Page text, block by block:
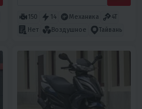
150 14 Механика
4T
Нет
Воздушное Тайвань